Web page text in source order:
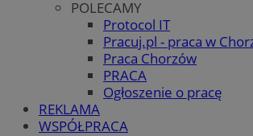
POLECAMY
Protocol IT
Pracuj.pl - praca w
Praca Chorzów
PRACA
Ogłoszenie o pracę
REKLAMA
WSPÓŁPRACA